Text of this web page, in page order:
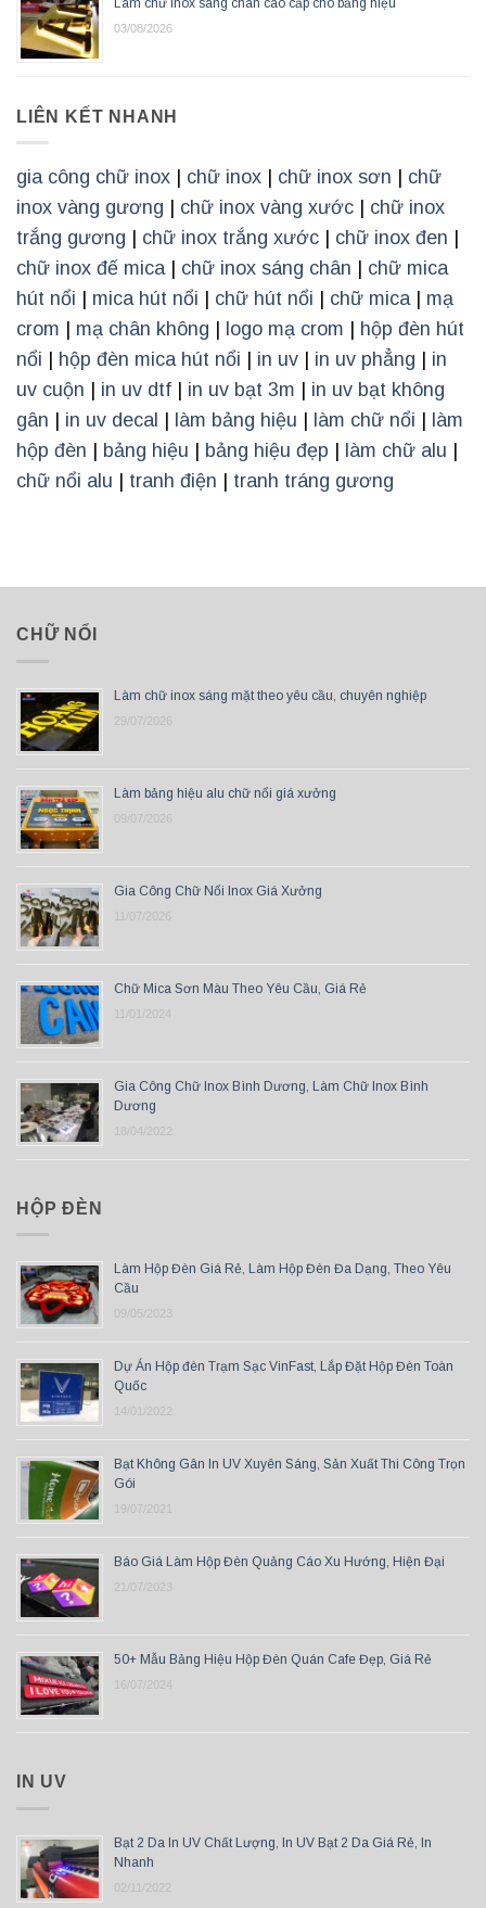
Làm chữ inox sáng chân cao cấp cho bảng hiệu
03/08/2026
LIÊN KẾT NHANH
gia công chữ inox chữ inox chữ inox sơn
chữ
inox vàng gương
chữ inox vàng xước
chữ inox
trắng gương
chữ inox trắng xước chữ inox đen
chữ inox đế mica| chữ inox sáng chân
chữ mica
hút nổi
mica hút nổi chữ hút nổi chữ mica| mạ
crom
mạ chân không logo mạ crom
hộp đèn hút
nổi
hộp đèn mica hút nổi in uv in uv phẳng
in
uv cuộn
in uv dtf in uv bạt 3m
in uv bạt không
gân
in uv decal làm bảng hiệu làm chữ nổi
làm
hộp đèn
bảng hiệu bảng hiệu đẹp làm chữ alu
chữ nổi alu
tranh điện tranh tráng gương
CHỮ NỔI
Làm chữ inox sáng mặt theo yêu cầu, chuyên nghiệp
29/07/2026
Làm bảng hiệu alu chữ nổi giá xưởng
09/07/2026
Gia Công Chữ Nổi Inox Giá Xưởng
11/07/2026
Chữ Mica Sơn Màu Theo Yêu Cầu, Giá Rẻ
11/01/2024
Gia Công Chữ Inox Bình Dương, Làm Chữ Inox Bình
Dương
18/04/2022
HỘP ĐÈN
Làm Hộp Đèn Giá Rẻ, Làm Hộp Đèn Đa Dạng, Theo Yêu
Cầu
09/05/2023
Dự Án Hộp đèn Trạm Sạc VinFast, Lắp Đặt Hộp Đèn Toàn
Quốc
14/01/2022
Bạt Không Gân In UV Xuyên Sáng, Sản Xuất Thi Công Trọn
Gói
19/07/2021
Báo Giá Làm Hộp Đèn Quảng Cáo Xu Hướng, Hiện Đại
21/07/2023
50+ Mẫu Bảng Hiệu Hộp Đèn Quán Cafe Đẹp, Giá Rẻ
16/07/2024
IN UV
Bạt 2 Da In UV Chất Lượng, In UV Bạt 2 Da Giá Rẻ, In
Nhanh
02/11/2022